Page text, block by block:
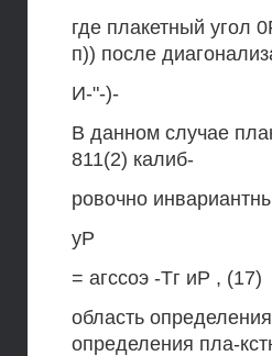
где плакетный угол
п)) после
И-"-)-
В данном случае
811(2) калиб-
ровочно
уР
= агссоэ -Тг иР , (17)
область
определения пла-